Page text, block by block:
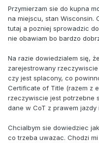
Przymierzam sie do kupna
na miejscu, stan Wisconsin.
tutaj a pozniej sprowadzic
nie obawiam bo bardzo
Na razie dowiedzialem się,
zarejestrowany
czy jest splacony, co
Certificate of Title (razem z
rzeczywiscie jest potrzebne
dane w CoT z prawem jazdy
Chcialbym sie dowiedziec
co trzeba uwazac. Chodzi